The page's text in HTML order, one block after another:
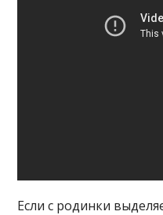
Если с родинки